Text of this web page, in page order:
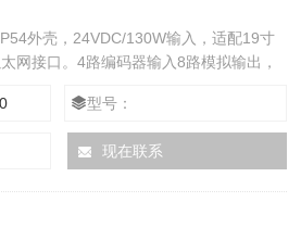
外壳，24VDC/130W输入，适配19寸
网接口。4路编码器输入8路模拟输出，
型号：
现在联系